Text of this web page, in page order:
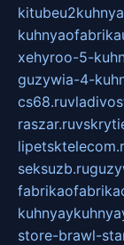
xehyroo-5-
guzywia-4-
cs68.ru
raszar.ru
seksuzb.ru
store-brawl-